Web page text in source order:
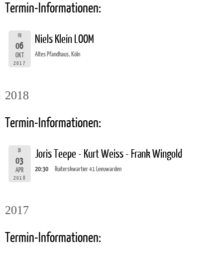
Termin-Informationen:
FR
06
OKT
2017
Niels Klein LOOM
Altes Pfandhaus, Köln
2018
Termin-Informationen:
DI
03
APR
2018
Joris Teepe - Kurt Weiss - Frank Wingold
20:30 Ruiterskwartier 41 Leeuwarden
2017
Termin-Informationen: